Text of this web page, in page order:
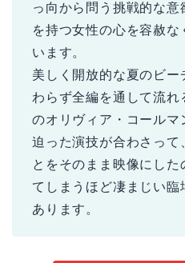
っ向から問う挑戦的な
を持つ女性の心を容赦な
います。
美しく開放的な夏のビー
わらず全編を通して流
のオリヴィア・コールマ
迫った演技が合わさって
とをそのまま映像にした
てしまうほど凄まじい
あります。